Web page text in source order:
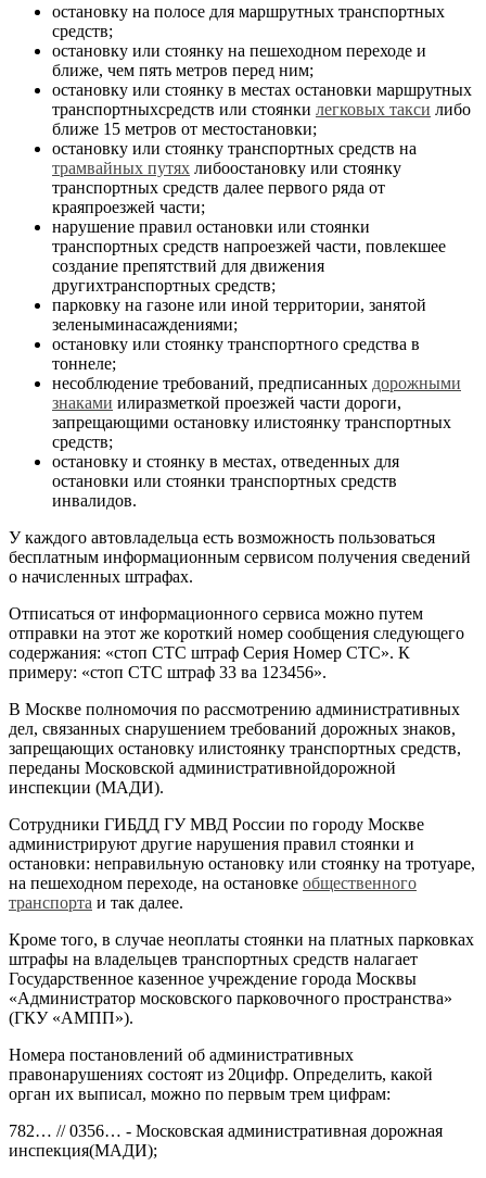
остановку на полосе для маршрутных транспортных
средств;
остановку или стоянку на пешеходном переходе и
ближе, чем пять метров перед ним;
остановку или стоянку в местах остановки маршрутных
транспортныхсредств или стоянки легковых такси либо
ближе 15 метров от местостановки;
остановку или стоянку транспортных средств на
трамвайных путях либоостановку или стоянку
транспортных средств далее первого ряда от
краяпроезжей части;
нарушение правил остановки или стоянки
транспортных средств напроезжей части, повлекшее
создание препятствий для движения
другихтранспортных средств;
парковку на газоне или иной территории, занятой
зеленыминасаждениями;
остановку или стоянку транспортного средства в
тоннеле;
несоблюдение требований, предписанных дорожными
знаками илиразметкой проезжей части дороги,
запрещающими остановку илистоянку транспортных
средств;
остановку и стоянку в местах, отведенных для
остановки или стоянки транспортных средств
инвалидов.
У каждого автовладельца есть возможность пользоваться
бесплатным информационным сервисом получения сведений
о начисленных штрафах.
Отписаться от информационного сервиса можно путем
отправки на этот же короткий номер сообщения следующего
содержания: «стоп СТС штраф Серия Номер СТС». К
примеру: «стоп СТС штраф 33 ва 123456».
В Москве полномочия по рассмотрению административных
дел, связанных снарушением требований дорожных знаков,
запрещающих остановку илистоянку транспортных средств,
переданы Московской административнойдорожной
инспекции (МАДИ).
Сотрудники ГИБДД ГУ МВД России по городу Москве
администрируют другие нарушения правил стоянки и
остановки: неправильную остановку или стоянку на тротуаре,
на пешеходном переходе, на остановке общественного
транспорта и так далее.
Кроме того, в случае неоплаты стоянки на платных парковках
штрафы на владельцев транспортных средств налагает
Государственное казенное учреждение города Москвы
«Администратор московского парковочного пространства»
(ГКУ «АМПП»).
Номера постановлений об административных
правонарушениях состоят из 20цифр. Определить, какой
орган их выписал, можно по первым трем цифрам:
782… // 0356… - Московская административная дорожная
инспекция(МАДИ);